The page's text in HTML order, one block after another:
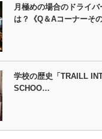
月極めの場合のドライ
は？《Q＆Aコーナーそ
学校の歴史「TRAILL
SCHOO…